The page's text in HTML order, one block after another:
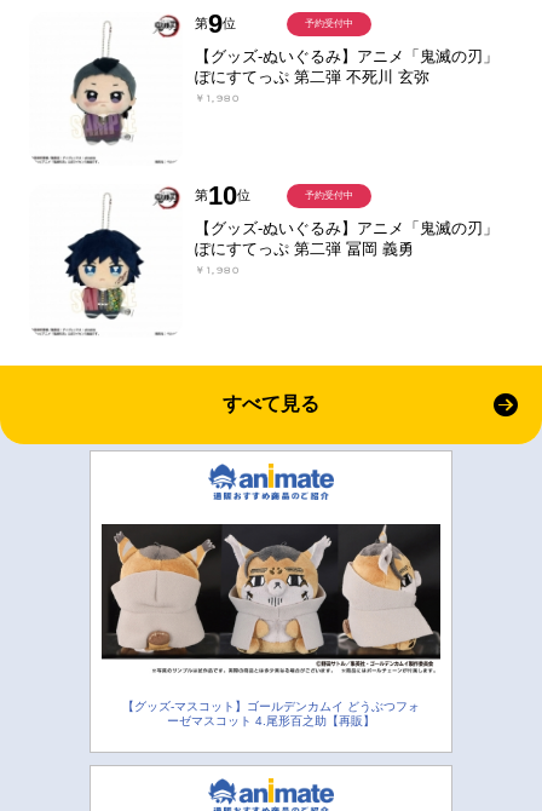
第9位
【グッズ-ぬいぐるみ】アニメ「鬼滅の刃」
ぽにすてっぷ 第二弾 不死川 玄弥
￥1,980
予約受付中
第10位
【グッズ-ぬいぐるみ】アニメ「鬼滅の刃」
ぽにすてっぷ 第二弾 冨岡 義勇
￥1,980
予約受付中
すべて見る
【グッズ-マスコット】ゴールデンカムイ どうぶつフォ
ーゼマスコット 4.尾形百之助【再販】